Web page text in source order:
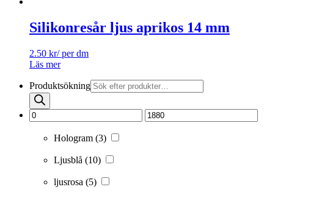
Silikonresår ljus aprikos 14 mm
2.50 kr/ per dm
Läs mer
Produktsökning
Hologram (3)
Ljusblå (10)
ljusrosa (5)